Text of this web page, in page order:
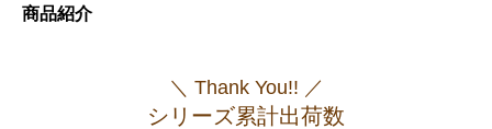
商品紹介
＼ Thank You!! ／
シリーズ累計出荷数